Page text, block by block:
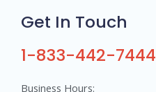
Get In Touch
1-833-442-7444
Business Hours: